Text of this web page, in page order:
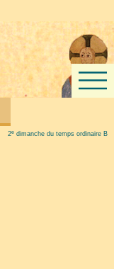
2edimanche du temps ordinaire B